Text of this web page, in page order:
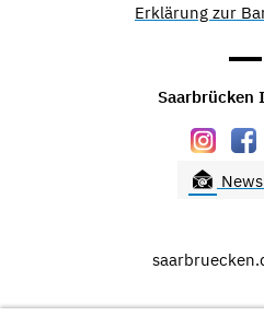
Erklärung zur
Saarbrücken